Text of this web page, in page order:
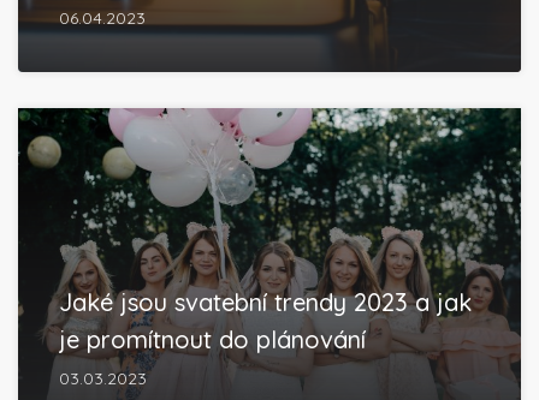
06.04.2023
Jaké jsou svatební trendy 2023 a jak
je promítnout do plánování
03.03.2023